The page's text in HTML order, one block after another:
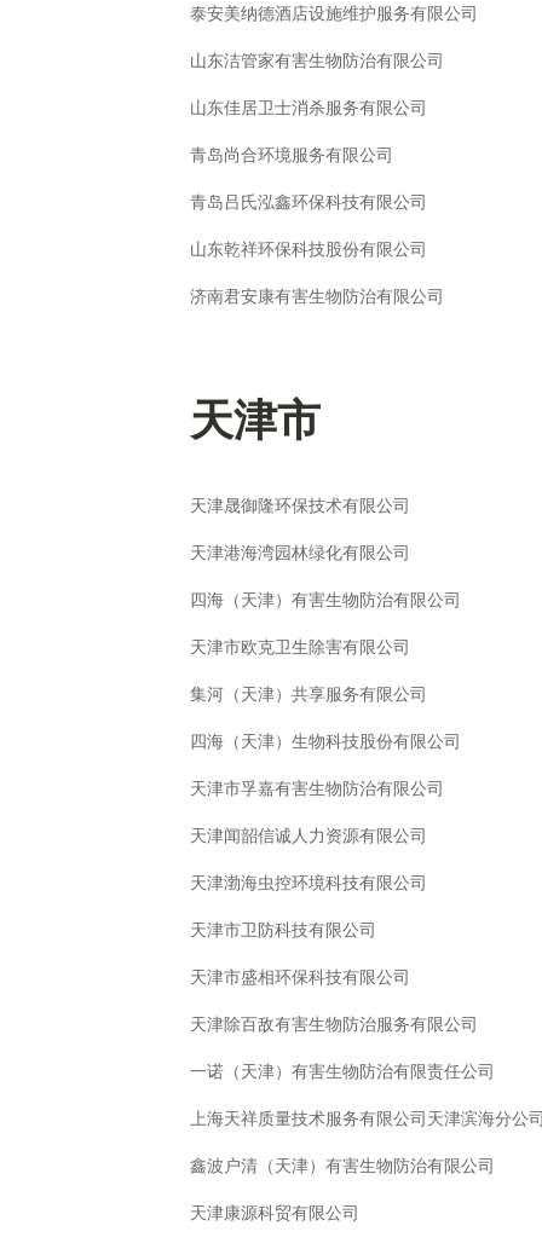
泰安美纳德酒店设施维护服务有限公司
山东洁管家有害生物防治有限公司
山东佳居卫士消杀服务有限公司
青岛尚合环境服务有限公司
青岛吕氏泓鑫环保科技有限公司
山东乾祥环保科技股份有限公司
济南君安康有害生物防治有限公司
天津市
天津晟御隆环保技术有限公司
天津港海湾园林绿化有限公司
四海（天津）有害生物防治有限公司
天津市欧克卫生除害有限公司
集河（天津）共享服务有限公司
四海（天津）生物科技股份有限公司
天津市孚嘉有害生物防治有限公司
天津闻韶信诚人力资源有限公司
天津渤海虫控环境科技有限公司
天津市卫防科技有限公司
天津市盛相环保科技有限公司
天津除百敌有害生物防治服务有限公司
一诺（天津）有害生物防治有限责任公司
上海天祥质量技术服务有限公司天津滨海分公
鑫波户清（天津）有害生物防治有限公司
天津康源科贸有限公司